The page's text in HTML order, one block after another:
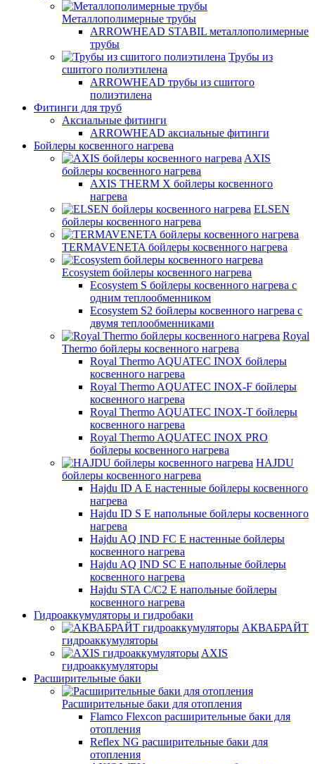
Металлополимерные трубы
ARROWHEAD STABIL металлополимерные
трубы
Трубы из
сшитого полиэтилена
ARROWHEAD трубы из сшитого
полиэтилена
Фитинги для труб
Аксиальные фитинги
ARROWHEAD аксиальные фитинги
Бойлеры косвенного нагрева
AXIS
бойлеры косвенного нагрева
AXIS THERM X бойлеры косвенного
нагрева
ELSEN
бойлеры косвенного нагрева
TERMAVENETA бойлеры косвенного нагрева
Ecosystem бойлеры косвенного нагрева
Ecosystem S бойлеры косвенного нагрева с
одним теплообменником
Ecosystem S2 бойлеры косвенного нагрева с
двумя теплообменниками
Royal
Thermo бойлеры косвенного нагрева
Royal Thermo AQUATEC INOX бойлеры
косвенного нагрева
Royal Thermo AQUATEC INOX-F бойлеры
косвенного нагрева
Royal Thermo AQUATEC INOX-T бойлеры
косвенного нагрева
Royal Thermo AQUATEC INOX PRO
бойлеры косвенного нагрева
HAJDU
бойлеры косвенного нагрева
Hajdu ID A E настенные бойлеры косвенного
нагрева
Hajdu ID S E напольные бойлеры косвенного
нагрева
Hajdu AQ IND FC E настенные бойлеры
косвенного нагрева
Hajdu AQ IND SC E напольные бойлеры
косвенного нагрева
Hajdu STA C/C2 E напольные бойлеры
косвенного нагрева
Гидроаккумуляторы и гидробаки
АКВАБРАЙТ
гидроаккумуляторы
AXIS
гидроаккумуляторы
Расширительные баки
Расширительные баки для отопления
Flamco Flexcon расширительные баки для
отопления
Reflex NG расширительные баки для
отопления